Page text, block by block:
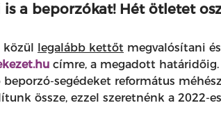
is a beporzókat! Hét ötletet
legalább kettőt megvalósítani
címre, a megadott határidőig.
beporzó-segédeket református
össze, ezzel szeretnénk a 2022-